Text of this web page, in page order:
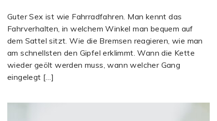
Guter Sex ist wie Fahrradfahren. Man kennt das
Fahrverhalten, in welchem Winkel man bequem auf
dem Sattel sitzt. Wie die Bremsen reagieren, wie man
am schnellsten den Gipfel erklimmt. Wann die Kette
wieder geölt werden muss, wann welcher Gang
eingelegt […]